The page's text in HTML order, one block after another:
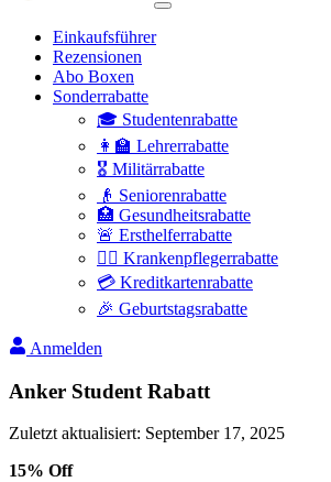
Einkaufsführer
Rezensionen
Abo Boxen
Sonderrabatte
🎓 Studentenrabatte
👩‍🏫 Lehrerrabatte
🎖️ Militärrabatte
👴 Seniorenrabatte
🏥 Gesundheitsrabatte
🚨 Ersthelferrabatte
👩‍⚕️ Krankenpflegerrabatte
💳 Kreditkartenrabatte
🎉 Geburtstagsrabatte
Anmelden
Anker Student Rabatt
Zuletzt aktualisiert: September 17, 2025
15% Off